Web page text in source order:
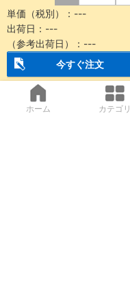
単価（税別）： ---
出荷日： ---
（参考出荷日）： ---
今すぐ注文
ホーム カテゴリ